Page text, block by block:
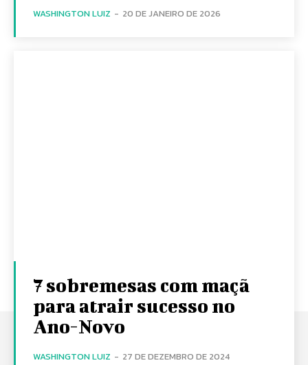
WASHINGTON LUIZ - 20 DE JANEIRO DE 2026
7 sobremesas com maçã
para atrair sucesso no
Ano-Novo
WASHINGTON LUIZ - 27 DE DEZEMBRO DE 2024